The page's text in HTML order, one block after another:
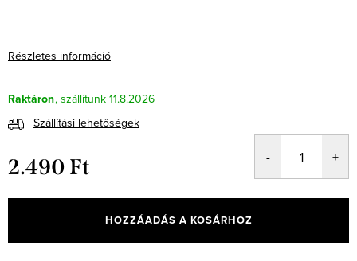
Részletes információ
Raktáron
11.8.2026
Szállítási lehetőségek
2.490 Ft
HOZZÁADÁS A KOSÁRHOZ